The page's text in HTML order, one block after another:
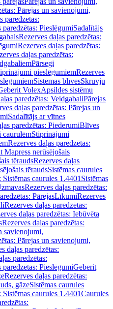
Pārejas un savienojumi,
paredzētas:
paredzētas: PieslēgumiSadalītājs
Rezerves daļas paredzētas:
Rezerves daļas paredzētas:
daļas paredzētas:
Pārsegi
pieslēgumiemRezerves
Sistēmas blīvesSkrūvju
VolexApsildes sistēmu
paredzētas: VeidgabaliPārejas
daļas paredzētas: Pārejas un
Sadalītājs ar vītnes
paredzētas: PiederumiBlīves
caurulēmStiprinājumi
Rezerves daļas paredzētas:
Mapress nerūsējošais
tēraudsRezerves daļas
tēraudsSistēmas caurules
caurules 1.4401 Sistēmas
Rezerves daļas paredzētas:
PārejasLīkumiRezerves
Rezerves daļas paredzētas:
daļas paredzētas: Iebūvēta
Rezerves daļas paredzētas:
savienojumi,
Pārejas un savienojumi,
daļas paredzētas:
paredzētas:
paredzētas: PieslēgumiGeberit
Rezerves daļas paredzētas:
gāzeSistēmas caurules
caurules 1.4401Caurules